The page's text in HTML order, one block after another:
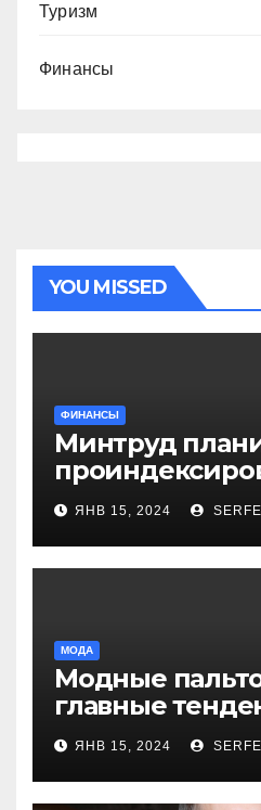
Туризм
Финансы
YOU MISSED
ФИНАНСЫ
Минтруд
более 40
компенсаций
ЯНВ 15, 2024
МОДА
Модные
главные
новинок
ЯНВ 15, 2024